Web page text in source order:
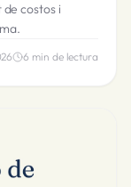
costos i
6 min de lectura